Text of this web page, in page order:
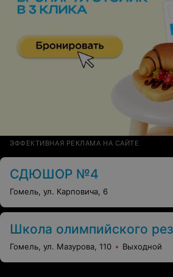
ЭФФЕКТИВНАЯ РЕКЛАМА НА САЙТЕ
СДЮШОР №4
Гомель, ул. Карповича, 6
Школа олимпийского
Гомель, ул. Мазурова, 110 Выходной